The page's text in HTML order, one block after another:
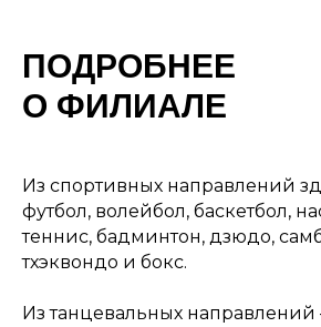
ПОДРОБНЕЕ
О ФИЛИАЛЕ
Из спортивных направлений
футбол, волейбол, баскетбол,
теннис, бадминтон, дзюдо,
тхэквондо и бокс.
Из танцевальных